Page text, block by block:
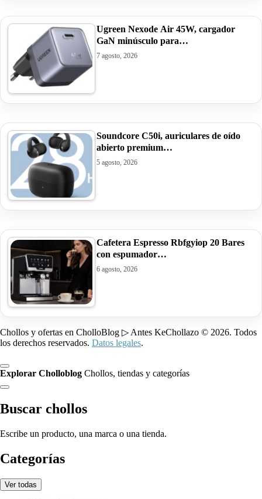
Ugreen Nexode Air 45W, cargador
GaN minúsculo para…
7 agosto, 2026
Soundcore C50i, auriculares de oído
abierto premium…
5 agosto, 2026
Cafetera Espresso Rbfgyiop 20 Bares
con espumador…
6 agosto, 2026
Chollos y ofertas en CholloBlog ▷ Antes KeChollazo © 2026. Todos
los derechos reservados. Datos legales.
Explorar Cholloblog Chollos, tiendas y categorías
Buscar chollos
Escribe un producto, una marca o una tienda.
Categorías
Ver todas